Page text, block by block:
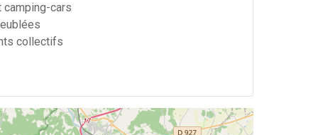
camping-cars
collectifs